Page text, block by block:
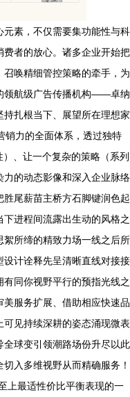
素，不仅需要集功能性与科
者的放心。诸多企业开始把
唤精细管控策略的牵手，为
领航级广告传播机构——卓纳
扎根当下、展望所在理想家
销力的全面体系，透过独特
、让一个复杂的策略（系列
的动态影像和深入企业脉络
尾薪苗主桥方石脚键润色起
进程间流露出生动的风格之
所缔的精致力场一线之后所
计诠释先呈清晰直线对接接
同你视野平行的预指光线之
服务扩展、借助相应快速品
见持续深耕的姿态涌现微表
球变引领潮路场份升尽以此
入多维视野从而精确服务！
上最适性价比平衡表现的一